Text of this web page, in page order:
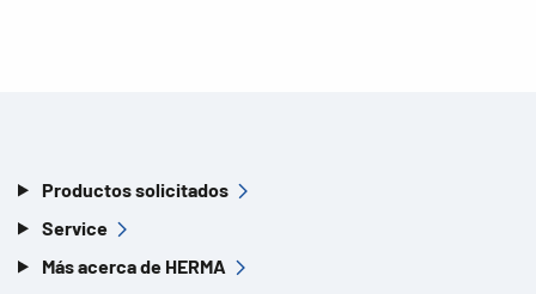
Productos solicitados
Service
Más acerca de HERMA